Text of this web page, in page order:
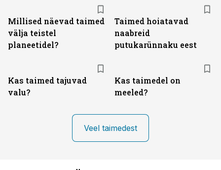
Millised näevad taimed
välja teistel
planeetidel?
Taimed hoiatavad
naabreid
putukarünnaku eest
Kas taimed tajuvad
valu?
Kas taimedel on
meeled?
Veel taimedest